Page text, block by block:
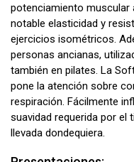
potenciamiento muscular
notable elasticidad y
ejercicios isométricos.
personas ancianas,
también en pilates. La
pone la atención sobre
respiración. Fácilmente
suavidad requerida por el
llevada dondequiera.